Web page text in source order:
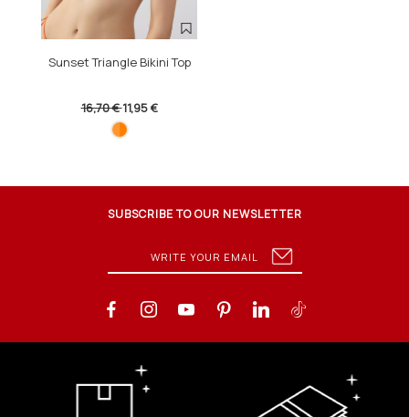
Sunset Triangle Bikini Top
16,70 €11,95 €
SUBSCRIBE TO OUR NEWSLETTER